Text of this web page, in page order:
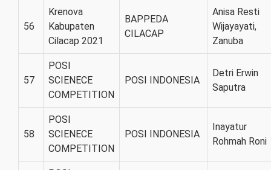
56
Krenova
Kabupaten
Cilacap 2021
BAPPEDA
CILACAP
Anisa Resti
Wijayayati,
Zanuba
57
POSI
SCIENECE
COMPETITION
POSI INDONESIA
Detri Erwin
Saputra
58
POSI
SCIENECE
COMPETITION
POSI INDONESIA
Inayatur
Rohmah Roni